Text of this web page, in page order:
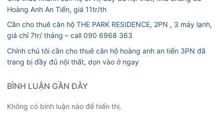
Hoàng Anh An Tiến, giá 11tr/th
Cần cho thuê căn hộ THE PARK RESIDENCE, 2PN , 3 máy lạnh,
giá chỉ 7tr/ tháng – call 090 6968 363
Chính chủ tôi cần cho thuê căn hộ hoàng anh an tiến 3PN đã
trang bị đầy đủ nội thất, dọn vào ở ngay
BÌNH LUẬN GẦN ĐÂY
Không có bình luận nào để hiển thị.